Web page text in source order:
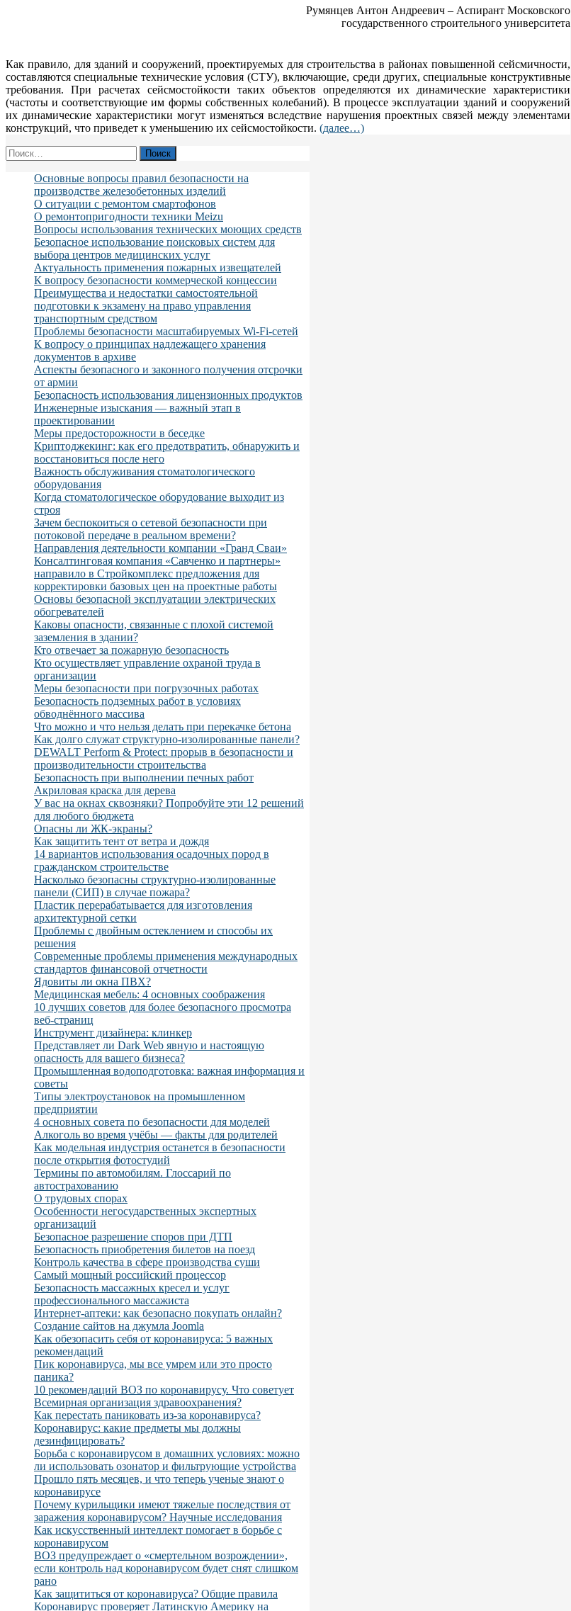
Румянцев Антон Андреевич – Аспирант Московского
государственного строительного университета
Как правило, для зданий и сооружений, проектируемых для строительства в районах повышенной сейсмичности,
составляются специальные технические условия (СТУ), включающие, среди других, специальные конструктивные
требования. При расчетах сейсмостойкости таких объектов определяются их динамические характеристики
(частоты и соответствующие им формы собственных колебаний). В процессе эксплуатации зданий и сооружений
их динамические характеристики могут изменяться вследствие нарушения проектных связей между элементами
конструкций, что приведет к уменьшению их сейсмостойкости. (далее…)
Найти:
Основные вопросы правил безопасности на
производстве железобетонных изделий
О ситуации с ремонтом смартофонов
О ремонтопригодности техники Meizu
Вопросы использования технических моющих средств
Безопасное использование поисковых систем для
выбора центров медицинских услуг
Актуальность применения пожарных извещателей
К вопросу безопасности коммерческой концессии
Преимущества и недостатки самостоятельной
подготовки к экзамену на право управления
транспортным средством
Проблемы безопасности масштабируемых Wi-Fi-сетей
К вопросу о принципах надлежащего хранения
документов в архиве
Аспекты безопасного и законного получения отсрочки
от армии
Безопасность использования лицензионных продуктов
Инженерные изыскания — важный этап в
проектировании
Меры предосторожности в беседке
Криптоджекинг: как его предотвратить, обнаружить и
восстановиться после него
Важность обслуживания стоматологического
оборудования
Когда стоматологическое оборудование выходит из
строя
Зачем беспокоиться о сетевой безопасности при
потоковой передаче в реальном времени?
Направления деятельности компании «Гранд Сваи»
Консалтинговая компания «Савченко и партнеры»
направило в Стройкомплекс предложения для
корректировки базовых цен на проектные работы
Основы безопасной эксплуатации электрических
обогревателей
Каковы опасности, связанные с плохой системой
заземления в здании?
Кто отвечает за пожарную безопасность
Кто осуществляет управление охраной труда в
организации
Меры безопасности при погрузочных работах
Безопасность подземных работ в условиях
обводнённого массива
Что можно и что нельзя делать при перекачке бетона
Как долго служат структурно-изолированные панели?
DEWALT Perform & Protect: прорыв в безопасности и
производительности строительства
Безопасность при выполнении печных работ
Акриловая краска для дерева
У вас на окнах сквозняки? Попробуйте эти 12 решений
для любого бюджета
Опасны ли ЖК-экраны?
Как защитить тент от ветра и дождя
14 вариантов использования осадочных пород в
гражданском строительстве
Насколько безопасны структурно-изолированные
панели (СИП) в случае пожара?
Пластик перерабатывается для изготовления
архитектурной сетки
Проблемы с двойным остеклением и способы их
решения
Современные проблемы применения международных
стандартов финансовой отчетности
Ядовиты ли окна ПВХ?
Медицинская мебель: 4 основных соображения
10 лучших советов для более безопасного просмотра
веб-страниц
Инструмент дизайнера: клинкер
Представляет ли Dark Web явную и настоящую
опасность для вашего бизнеса?
Промышленная водоподготовка: важная информация и
советы
Типы электроустановок на промышленном
предприятии
4 основных совета по безопасности для моделей
Алкоголь во время учёбы — факты для родителей
Как модельная индустрия останется в безопасности
после открытия фотостудий
Термины по автомобилям. Глоссарий по
автострахованию
О трудовых спорах
Особенности негосударственных экспертных
организаций
Безопасное разрешение споров при ДТП
Безопасность приобретения билетов на поезд
Контроль качества в сфере производства суши
Самый мощный российский процессор
Безопасность массажных кресел и услуг
профессионального массажиста
Интернет-аптеки: как безопасно покупать онлайн?
Создание сайтов на джумла Joomla
Как обезопасить себя от коронавируса: 5 важных
рекомендаций
Пик коронавируса, мы все умрем или это просто
паника?
10 рекомендаций ВОЗ по коронавирусу. Что советует
Всемирная организация здравоохранения?
Как перестать паниковать из-за коронавируса?
Коронавирус: какие предметы мы должны
дезинфицировать?
Борьба с коронавирусом в домашних условиях: можно
ли использовать озонатор и фильтрующие устройства
Прошло пять месяцев, и что теперь ученые знают о
коронавирусе
Почему курильщики имеют тяжелые последствия от
заражения коронавирусом? Научные исследования
Как искусственный интеллект помогает в борьбе с
коронавирусом
ВОЗ предупреждает о «смертельном возрождении»,
если контроль над коронавирусом будет снят слишком
рано
Как защититься от коронавируса? Общие правила
Коронавирус проверяет Латинскую Америку на